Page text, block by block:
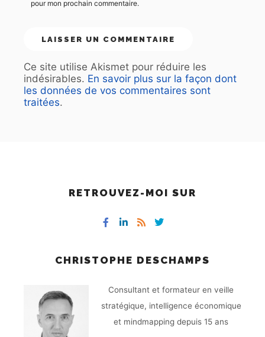
pour mon prochain commentaire.
Ce site utilise Akismet pour réduire les
indésirables. En savoir plus sur la façon dont
les données de vos commentaires sont
traitées.
RETROUVEZ-MOI SUR
CHRISTOPHE DESCHAMPS
Consultant et formateur en veille
stratégique, intelligence économique
et mindmapping depuis 15 ans